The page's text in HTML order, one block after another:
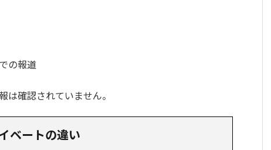
の報道
は確認されていません。
ベートの違い